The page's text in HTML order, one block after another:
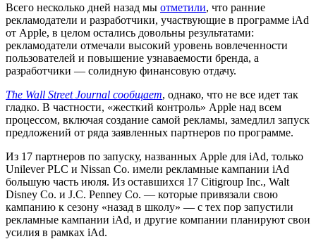
Всего несколько дней назад мы отметили, что ранние
рекламодатели и разработчики, участвующие в программе iAd
от Apple, в целом остались довольны результатами:
рекламодатели отмечали высокий уровень вовлеченности
пользователей и повышение узнаваемости бренда, а
разработчики — солидную финансовую отдачу.
The Wall Street Journal сообщает, однако, что не все идет так
гладко. В частности, «жесткий контроль» Apple над всем
процессом, включая создание самой рекламы, замедлил запуск
предложений от ряда заявленных партнеров по программе.
Из 17 партнеров по запуску, названных Apple для iAd, только
Unilever PLC и Nissan Co. имели рекламные кампании iAd
большую часть июля. Из оставшихся 17 Citigroup Inc., Walt
Disney Co. и J.C. Penney Co. — которые привязали свою
кампанию к сезону «назад в школу» — с тех пор запустили
рекламные кампании iAd, и другие компании планируют свои
усилия в рамках iAd.